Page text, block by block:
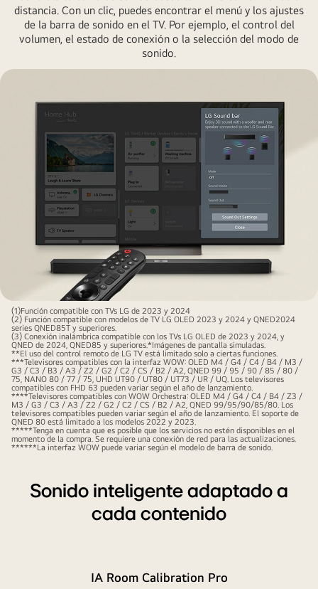
distancia. Con un clic, puedes encontrar el menú y los ajustes
de la barra de sonido en el TV. Por ejemplo, el control del
volumen, el estado de conexión o la selección del modo de
sonido.
(1)Función compatible con TVs LG de 2023 y 2024
(2) Función compatible con modelos de TV LG OLED 2023 y 2024 y QNED2024
series QNED85T y superiores.
(3) Conexión inalámbrica compatible con los TVs LG OLED de 2023 y 2024, y
QNED de 2024, QNED85 y superiores.*Imágenes de pantalla simuladas.
**El uso del control remoto de LG TV está limitado solo a ciertas funciones.
***Televisores compatibles con la interfaz WOW: OLED M4 / G4 / C4 / B4 / M3 /
G3 / C3 / B3 / A3 / Z2 / G2 / C2 / CS / B2 / A2, QNED 99 / 95 / 90 / 85 / 80 /
75, NANO 80 / 77 / 75, UHD UT90 / UT80 / UT73 / UR / UQ. Los televisores
compatibles con FHD 63 pueden variar según el año de lanzamiento.
****Televisores compatibles con WOW Orchestra: OLED M4 / G4 / C4 / B4 / Z3 /
M3 / G3 / C3 / A3 / Z2 / G2 / C2 / CS / B2 / A2, QNED 99/95/90/85/80. Los
televisores compatibles pueden variar según el año de lanzamiento. El soporte de
QNED 80 está limitado a los modelos 2022 y 2023.
*****Tenga en cuenta que es posible que los servicios no estén disponibles en el
momento de la compra. Se requiere una conexión de red para las actualizaciones.
******La interfaz WOW puede variar según el modelo de barra de sonido.
Sonido inteligente adaptado a
cada contenido
IA Room Calibration Pro